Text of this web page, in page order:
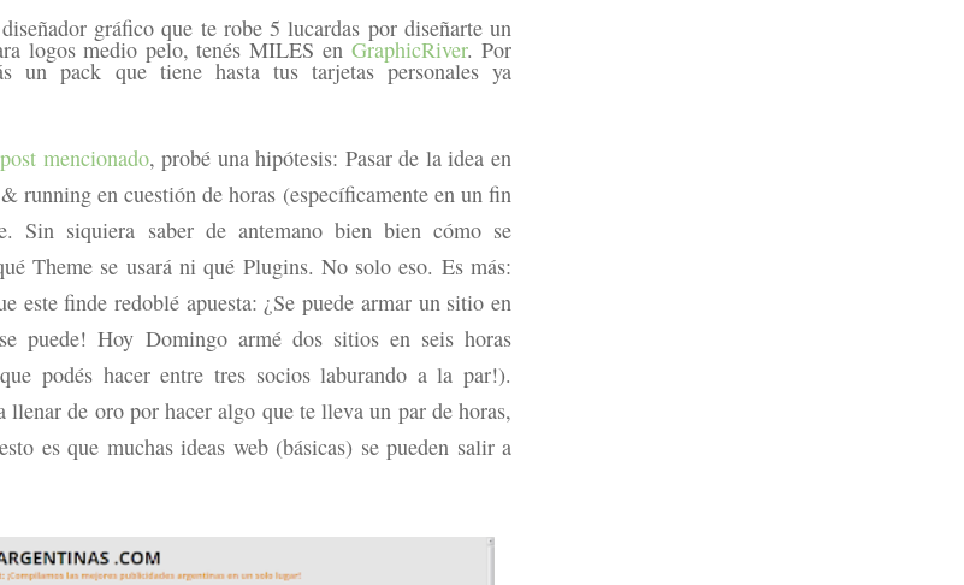
gráfico que te robe 5 lucardas por diseñarte un
logos medio pelo, tenés MILES enGraphicRiver. Por
un pack que tiene hasta tus tarjetas personales ya
mencionado, probé una hipótesis: Pasar de la idea en
running en cuestión de horas (específicamente en un fin
Sin siquiera saber de antemano bien bien cómo se
Theme se usará ni qué Plugins. No solo eso. Es más:
este finde redoblé apuesta: ¿Se puede armar un sitio en
puede! Hoy Domingo armé dos sitios en seis horas
podés hacer entre tres socios laburando a la par!).
llenar de oro por hacer algo que te lleva un par de horas,
es que muchas ideas web (básicas) se pueden salir a